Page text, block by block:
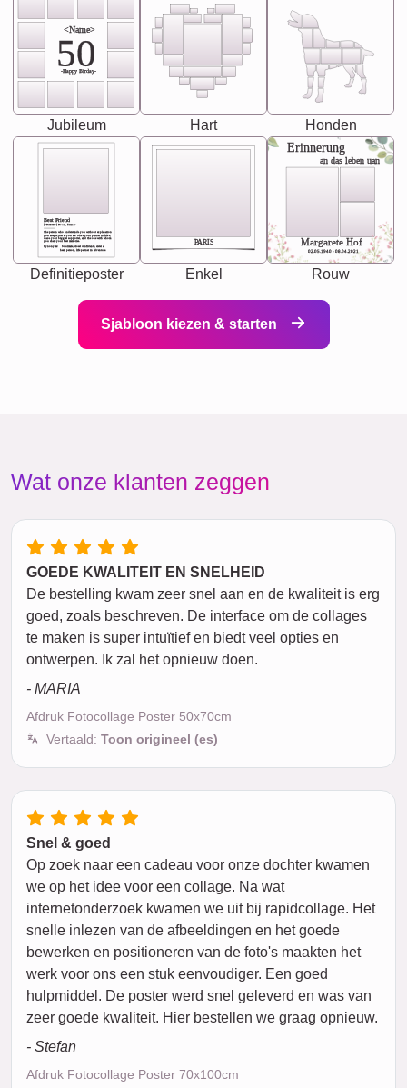
<Name>
50
-Happy Birday-
Jubileum Hart Honden
Best Friend
[<NAME>] Noun, feminie
Synonyms: Soulmate, closet confidante, sister at
heart person, life partner in adventure.
The person who understands you without explanation
you accepts just as you are. She's your partner in life's,
chaos your biggest supporter, and the one with whom
you share your best memories.
Definitieposter
PARIS
Enkel
Erinnerung
an das leben uan
Margarete Hof
02.05.1940 - 08.04.2021
Rouw
Sjabloon kiezen & starten
Wat onze klanten zeggen
GOEDE KWALITEIT EN SNELHEID
De bestelling kwam zeer snel aan en de kwaliteit is erg
goed, zoals beschreven. De interface om de collages
te maken is super intuïtief en biedt veel opties en
ontwerpen. Ik zal het opnieuw doen.
- MARIA
Afdruk Fotocollage Poster 50x70cm
Vertaald: Toon origineel (es)
Snel & goed
Op zoek naar een cadeau voor onze dochter kwamen
we op het idee voor een collage. Na wat
internetonderzoek kwamen we uit bij rapidcollage. Het
snelle inlezen van de afbeeldingen en het goede
bewerken en positioneren van de foto's maakten het
werk voor ons een stuk eenvoudiger. Een goed
hulpmiddel. De poster werd snel geleverd en was van
zeer goede kwaliteit. Hier bestellen we graag opnieuw.
- Stefan
Afdruk Fotocollage Poster 70x100cm